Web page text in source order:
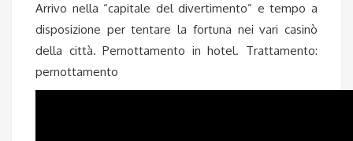
Arrivo nella “capitale del divertimento” e tempo a
disposizione per tentare la fortuna nei vari casinò
della città. Pernottamento in hotel. Trattamento:
pernottamento